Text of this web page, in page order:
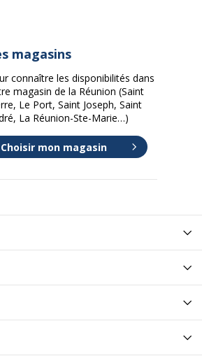
magasins
connaître les disponibilités dans
magasin de la Réunion (Saint
Le Port, Saint Joseph, Saint
La Réunion-Ste-Marie…)
Choisir mon magasin